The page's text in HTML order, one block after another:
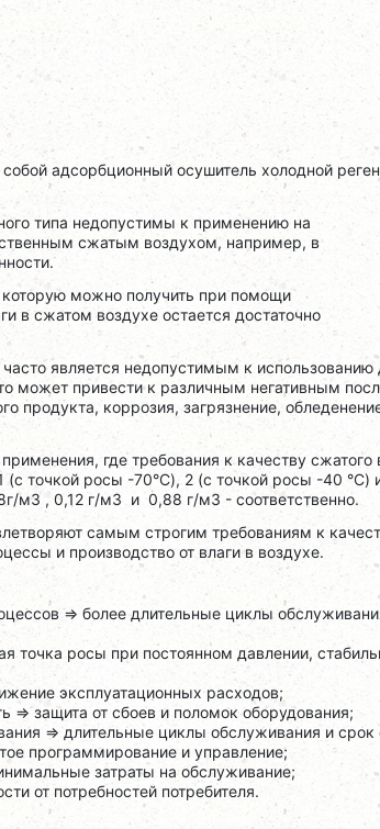
адсорбционный осушитель холодной
типа недопустимы к применению на
сжатым воздухом, например, в
которую можно получить при помощи
в сжатом воздухе остается достаточно
является недопустимым к использованию
может привести к различным негативным
продукта, коррозия, загрязнение,
где требования к качеству сжатого
точкой росы -70°C), 2 (с точкой росы -40 °C)
м3 , 0,12 г/м3 и 0,88 г/м3 - соответственно.
самым строгим требованиям к
и производство от влаги в воздухе.
=> более длительные циклы
точка росы при постоянном давлении,
эксплуатационных расходов;
защита от сбоев и поломок оборудования;
=> длительные циклы обслуживания и
программирование и управление;
затраты на обслуживание;
от потребностей потребителя.